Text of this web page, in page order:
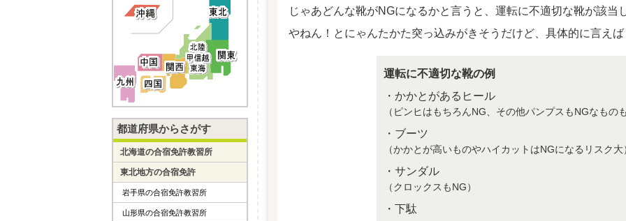
じゃあどんな靴がNGになるかと言うと、運転に不適切な靴が該当
やねん！とにゃんたかた突っ込みがきそうだけど、具体的に言えば
運転に不適切な靴の例
・かかとがあるヒール
（ピンヒはもちろんNG、その他パンプスもNGなもの
・ブーツ
（かかとが高いものやハイカットはNGになるリスク大
・サンダル
（クロックスもNG）
・下駄
都道府県からさがす
北海道の合宿免許教習所
東北地方の合宿免許
岩手県の合宿免許教習所
山形県の合宿免許教習所